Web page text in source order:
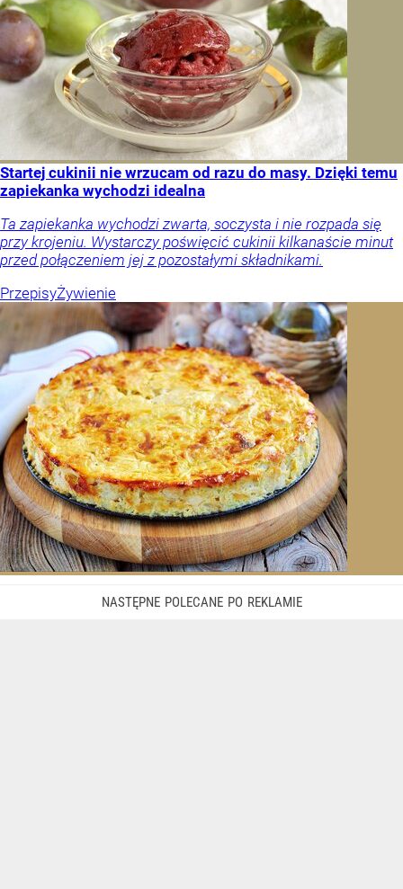
Startej cukinii nie wrzucam od razu do masy. Dzięki temu
zapiekanka wychodzi idealna
Ta zapiekanka wychodzi zwarta, soczysta i nie rozpada się
przy krojeniu. Wystarczy poświęcić cukinii kilkanaście minut
przed połączeniem jej z pozostałymi składnikami.
PrzepisyŻywienie